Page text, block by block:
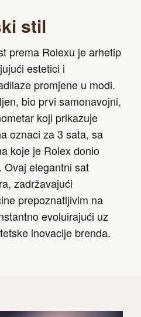
stil
prema Rolexu je arhetip
estetici i
promjene u modi.
bio prvi samonavojni,
koji prikazuje
oznaci za 3 sata, sa
koje je Rolex donio
Ovaj elegantni sat
zadržavajući
prepoznatljivim na
evoluirajući uz
inovacije brenda.